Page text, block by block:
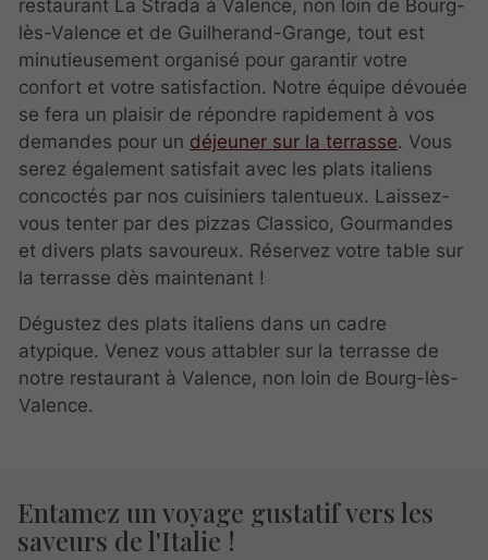
restaurant La Strada à Valence, non loin de Bourg-
lès-Valence et de Guilherand-Grange, tout est
minutieusement organisé pour garantir votre
confort et votre satisfaction. Notre équipe dévouée
se fera un plaisir de répondre rapidement à vos
demandes pour un déjeuner sur la terrasse. Vous
serez également satisfait avec les plats italiens
concoctés par nos cuisiniers talentueux. Laissez-
vous tenter par des pizzas Classico, Gourmandes
et divers plats savoureux. Réservez votre table sur
la terrasse dès maintenant !
Dégustez des plats italiens dans un cadre
atypique. Venez vous attabler sur la terrasse de
notre restaurant à Valence, non loin de Bourg-lès-
Valence.
Entamez un voyage gustatif vers les
saveurs de l'Italie !